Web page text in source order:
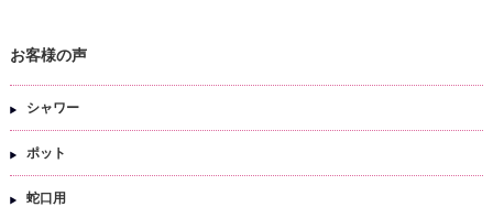
お客様の声
シャワー
ポット
蛇口用